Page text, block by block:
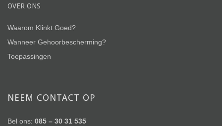
OVER ONS
Waarom Klinkt Goed?
Wanneer Gehoorbescherming?
Toepassingen
NEEM CONTACT OP
Bel ons: 085 – 30 31 535